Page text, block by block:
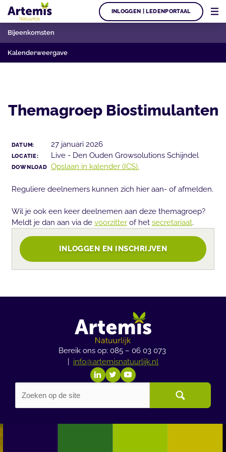
INLOGGEN | LEDENPORTAAL
Bijeenkomsten
Kalenderweergave
Themagroep Biostimulanten
DATUM: 27 januari 2026
LOCATIE: Live - Den Ouden Growsolutions Schijndel
DOWNLOAD Opslaan in kalender (ICS).
Reguliere deelnemers kunnen zich hier aan- of afmelden.
Wil je ook een keer deelnemen aan deze themagroep?
Meldt je dan aan via de voorzitterof het secretariaat.
INLOGGEN EN INSCHRIJVEN
Bereik ons op: 085 – 06 03 073
info@artemisnatuurlijk.nl